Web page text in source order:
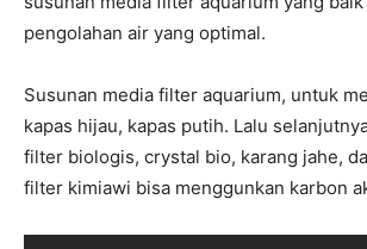
pengolahan air yang optimal.
Susunan media filter aquarium, untuk
kapas hijau, kapas putih. Lalu
filter biologis, crystal bio, karang jahe,
filter kimiawi bisa menggunkan karbon